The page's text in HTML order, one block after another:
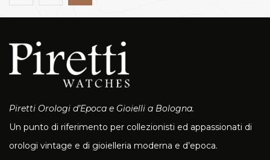
Piretti Orologi d’Epoca e Gioielli a Bologna.
Un punto di riferimento per collezionisti ed appassionati di
orologi vintage e di gioielleria moderna e d’epoca.